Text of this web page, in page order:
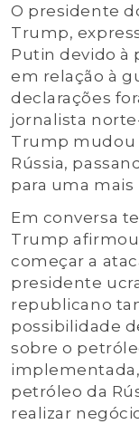
O presidente
Trump,
Putin devido à
em relação à
declarações
jornalista
Trump mudou
Rússia,
para uma mais
Em conversa
Trump
começar a
presidente
republicano
possibilidade
sobre o
petróleo da
realizar